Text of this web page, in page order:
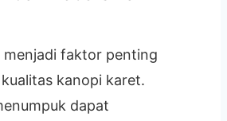
menjadi faktor penting
kanopi karet.
dapat